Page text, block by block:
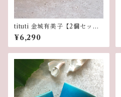
tituti 金城有美子【2個セッ
ト】miniカップ きいろ
¥6,290